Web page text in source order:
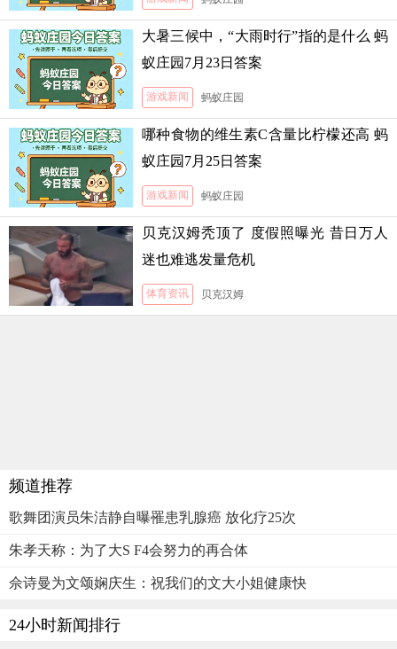
大暑三候中，“大雨时行”指的是什么 蚂
蚁庄园7月23日答案
游戏新闻 蚂蚁庄园
哪种食物的维生素C含量比柠檬还高 蚂
蚁庄园7月25日答案
游戏新闻 蚂蚁庄园
贝克汉姆秃顶了 度假照曝光 昔日万人
迷也难逃发量危机
体育资讯 贝克汉姆
频道推荐
歌舞团演员朱洁静自曝罹患乳腺癌 放化疗25次
朱孝天称：为了大S F4会努力的再合体
佘诗曼为文颂娴庆生：祝我们的文大小姐健康快
24小时新闻排行